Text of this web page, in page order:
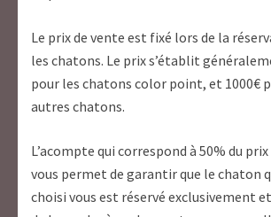
Le prix de vente est fixé lors de la
les chatons. Le prix s’établit
pour les chatons color point, et 1000€
autres chatons.
L’acompte qui correspond à 50% du
vous permet de garantir que le chaton
choisi vous est réservé exclusivement